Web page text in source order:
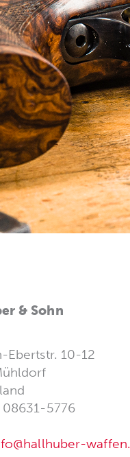
& Sohn
Ebertstr. 10-12
5776